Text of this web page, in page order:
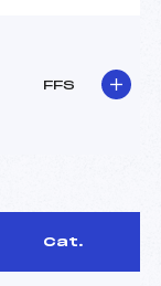
FFS
Cat.